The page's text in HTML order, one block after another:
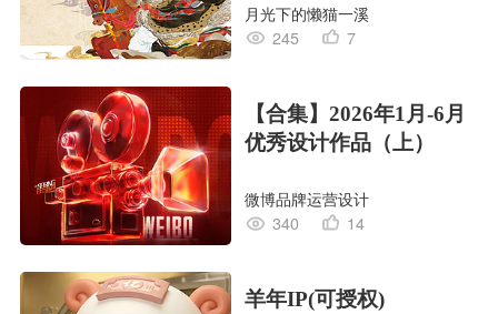
月光下的懒猫一溪
245
7
【合集】2026年1月-6月
优秀设计作品（上）
微博品牌运营设计
340
14
羊年IP(可授权)